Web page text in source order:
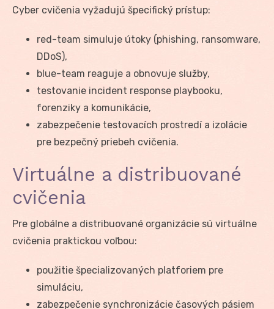
Cyber cvičenia vyžadujú špecifický prístup:
red-team simuluje útoky (phishing, ransomware,
DDoS),
blue-team reaguje a obnovuje služby,
testovanie incident response playbooku,
forenziky a komunikácie,
zabezpečenie testovacích prostredí a izolácie
pre bezpečný priebeh cvičenia.
Virtuálne a distribuované
cvičenia
Pre globálne a distribuované organizácie sú virtuálne
cvičenia praktickou voľbou:
použitie špecializovaných platforiem pre
simuláciu,
zabezpečenie synchronizácie časových pásiem